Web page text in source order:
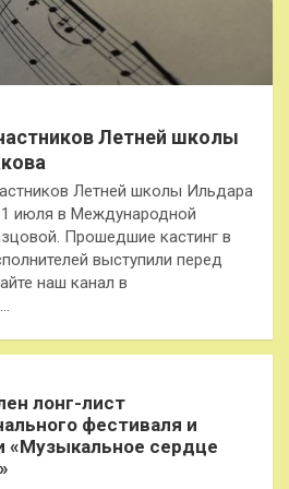
Летней школы
Летней школы Ильдара
июля в Международной
Прошедшие кастинг в
выступили перед
наш канал в
лонг-лист
фестиваля и
«Музыкальное сердце